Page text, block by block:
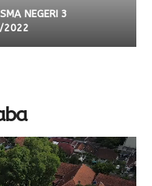
NEGERI 3
2022